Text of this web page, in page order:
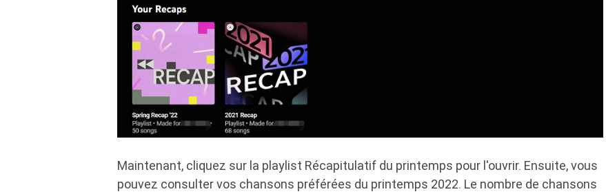
Maintenant, cliquez sur la playlist Récapitulatif du printemps pour l'ouvrir. Ensuite, vous
pouvez consulter vos chansons préférées du printemps 2022. Le nombre de chansons